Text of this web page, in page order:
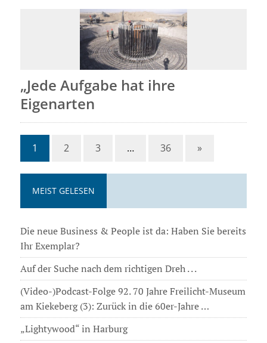
„Jede Aufgabe hat ihre
Eigenarten
1 2 3 … 36 »
MEIST GELESEN
Die neue Business & People ist da: Haben Sie bereits
Ihr Exemplar?
Auf der Suche nach dem richtigen Dreh . . .
(Video-)Podcast-Folge 92. 70 Jahre Freilicht-Museum
am Kiekeberg (3): Zurück in die 60er-Jahre …
„Lightywood“ in Harburg